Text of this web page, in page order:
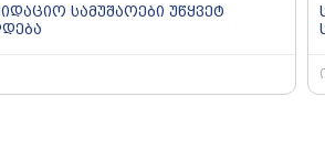
სამუშაოები უწყვეტ